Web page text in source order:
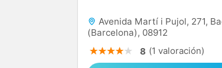
Avenida Martí i Pujol, 271,
(Barcelona), 08912
8 (1 valoración)